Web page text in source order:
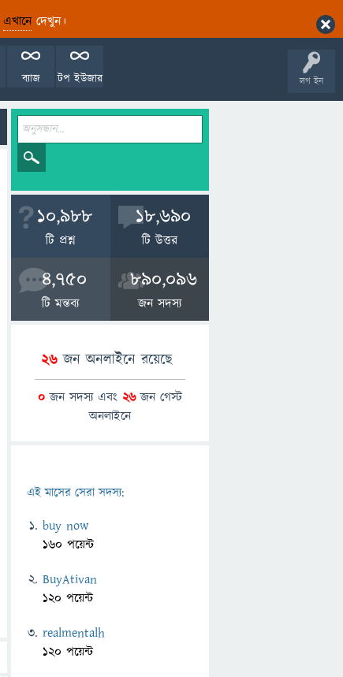
এখানেদেখুন।
লগ ইন
টপ ইউজার
ব্যাজ
10,988
টি প্রশ্ন
18,690
টি উত্তর
4,750
টি মন্তব্য
890,096
জন সদস্য
26 জন অনলাইনে রয়েছে
0 জন সদস্য এবং 26জন গেস্ট
অনলাইনে
এই মাসের সেরা সদস্য:
buy now
160 পয়েন্ট
BuyAtivan
120 পয়েন্ট
realmentalh
120 পয়েন্ট